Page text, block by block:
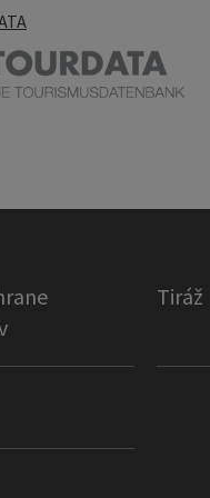
Tiráž